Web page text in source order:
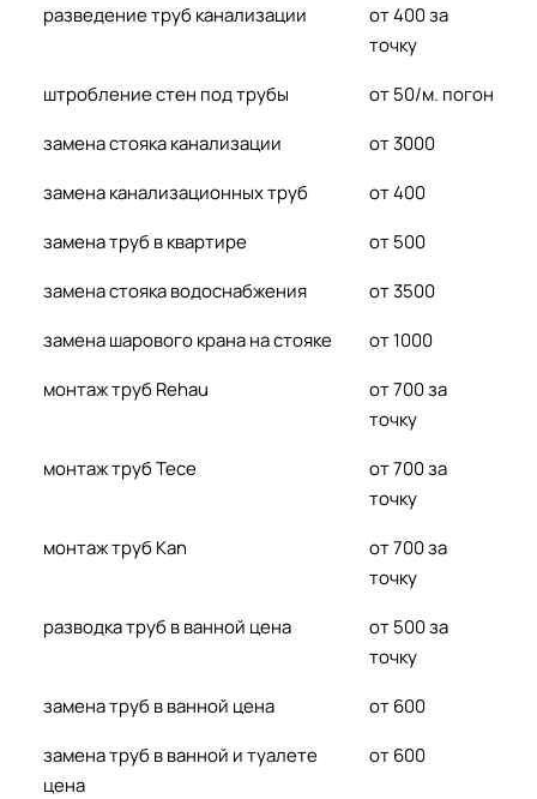
разведение труб канализации
от 400 за
точку
штробление стен под трубы
от 50/м. погон
замена стояка канализации
от 3000
замена канализационных труб
от 400
замена труб в квартире
от 500
замена стояка водоснабжения
от 3500
замена шарового крана на стояке
от 1000
монтаж труб Rehau
от 700 за
точку
монтаж труб Tece
от 700 за
точку
монтаж труб Kan
от 700 за
точку
разводка труб в ванной цена
от 500 за
точку
замена труб в ванной цена
от 600
замена труб в ванной и туалете
цена
от 600